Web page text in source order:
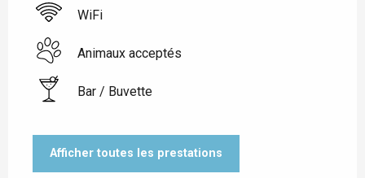
WiFi
Animaux acceptés
Bar / Buvette
Afficher toutes les prestations